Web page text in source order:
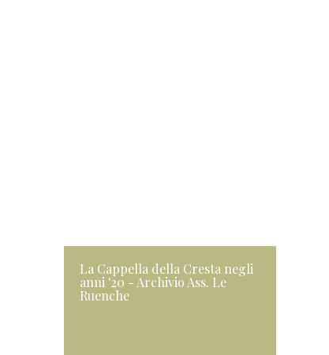
La Cappella della Cresta negli
anni '20 - Archivio Ass. Le
Ruenche